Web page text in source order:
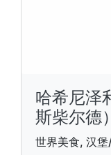
哈希尼泽
斯柴尔德）
世界美食, 汉